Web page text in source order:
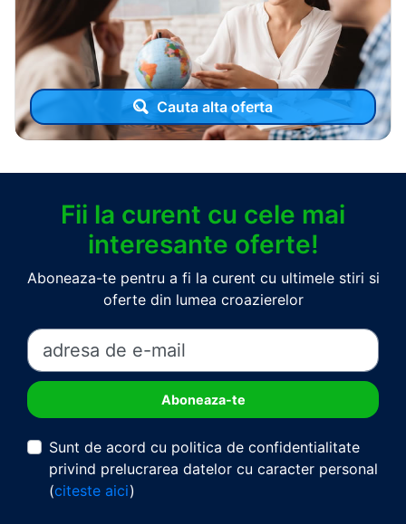
Cauta alta oferta
Fii la curent cu cele mai
interesante oferte!
Aboneaza-te pentru a fi la curent cu ultimele stiri si
oferte din lumea croazierelor
Sunt de acord cu politica de confidentialitate
privind prelucrarea datelor cu caracter personal
(citeste aici)